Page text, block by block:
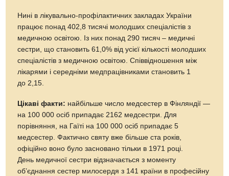
Нині в лікувально-профілактичних закладах України
працює понад 402,8 тисячі молодших спеціалістів з
медичною освітою. Із них понад 290 тисяч – медичні
сестри, що становить 61,0% від усієї кількості молодших
спеціалістів з медичною освітою. Співвідношення між
лікарями і середніми медпрацівниками становить 1
до 2,15.
Цікаві факти: найбільше число медсестер в Фінляндії —
на 100 000 осіб припадає 2162 медсестри. Для
порівняння, на Гаїті на 100 000 осіб припадає 5
медсестер. Фактично святу вже більше ста років,
офіційно воно було засновано тільки в 1971 році.
День медичної сестри відзначається з моменту
об’єднання сестер милосердя з 141 країни в професійну